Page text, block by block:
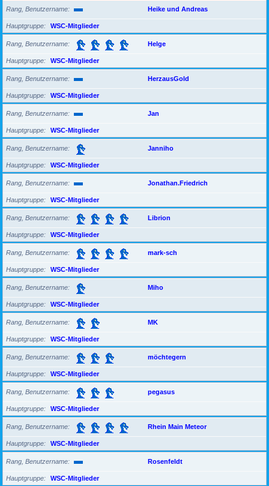
Rang, Benutzername Heike und Andreas
Hauptgruppe WSC-Mitglieder
Rang, Benutzername Helge
Hauptgruppe WSC-Mitglieder
Rang, Benutzername HerzausGold
Hauptgruppe WSC-Mitglieder
Rang, Benutzername Jan
Hauptgruppe WSC-Mitglieder
Rang, Benutzername Janniho
Hauptgruppe WSC-Mitglieder
Rang, Benutzername Jonathan.Friedrich
Hauptgruppe WSC-Mitglieder
Rang, Benutzername Librion
Hauptgruppe WSC-Mitglieder
Rang, Benutzername mark-sch
Hauptgruppe WSC-Mitglieder
Rang, Benutzername Miho
Hauptgruppe WSC-Mitglieder
Rang, Benutzername MK
Hauptgruppe WSC-Mitglieder
Rang, Benutzername möchtegern
Hauptgruppe WSC-Mitglieder
Rang, Benutzername pegasus
Hauptgruppe WSC-Mitglieder
Rang, Benutzername Rhein Main Meteor
Hauptgruppe WSC-Mitglieder
Rang, Benutzername Rosenfeldt
Hauptgruppe WSC-Mitglieder